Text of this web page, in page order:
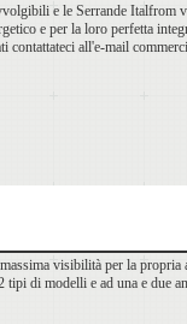
e le Serrande Italfrom
e per la loro perfetta
all'e-mail
visibilità per la propria
di modelli e ad una e due